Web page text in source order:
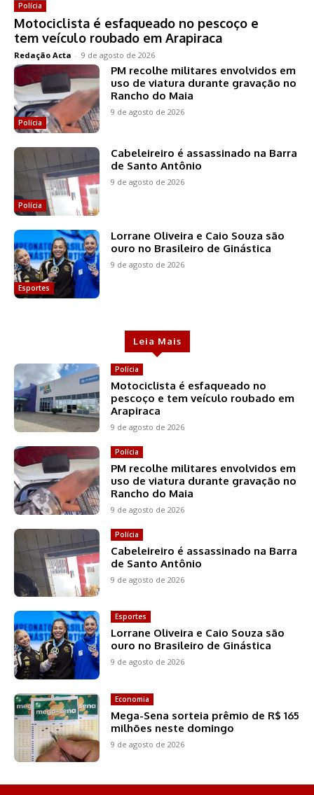
Polícia
Motociclista é esfaqueado no pescoço e
tem veículo roubado em Arapiraca
Redação Acta - 9 de agosto de 2026
Polícia
PM recolhe militares envolvidos em
uso de viatura durante gravação no
Rancho do Maia
9 de agosto de 2026
Polícia
Cabeleireiro é assassinado na Barra
de Santo Antônio
9 de agosto de 2026
Esportes
Lorrane Oliveira e Caio Souza são
ouro no Brasileiro de Ginástica
9 de agosto de 2026
Leia Mais
Polícia
Motociclista é esfaqueado no
pescoço e tem veículo roubado em
Arapiraca
9 de agosto de 2026
Polícia
PM recolhe militares envolvidos em
uso de viatura durante gravação no
Rancho do Maia
9 de agosto de 2026
Polícia
Cabeleireiro é assassinado na Barra
de Santo Antônio
9 de agosto de 2026
Esportes
Lorrane Oliveira e Caio Souza são
ouro no Brasileiro de Ginástica
9 de agosto de 2026
Economia
Mega-Sena sorteia prêmio de R$ 165
milhões neste domingo
9 de agosto de 2026